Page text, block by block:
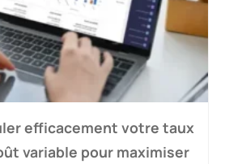
efficacement votre taux
variable pour maximiser